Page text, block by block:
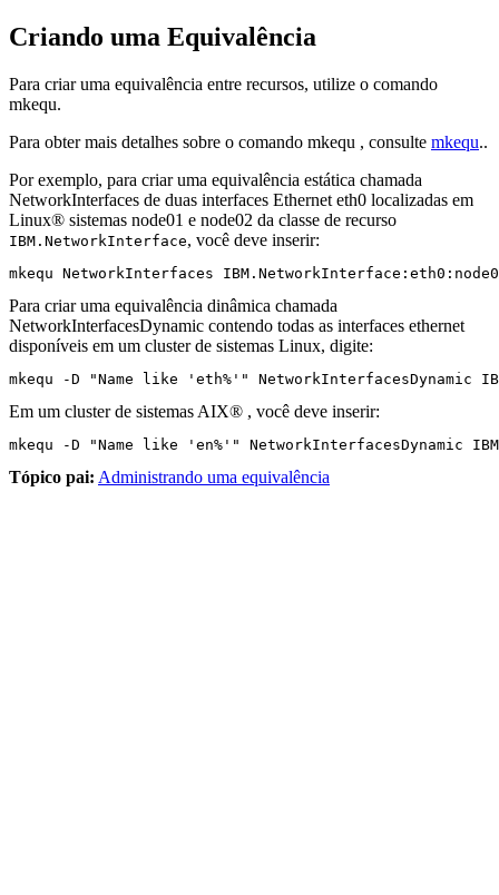
Criando uma Equivalência
Para criar uma equivalência entre recursos, utilize o comando
mkequ.
Para obter mais detalhes sobre o comando mkequ , consulte mkequ..
Por exemplo, para criar uma equivalência estática chamada
NetworkInterfaces de duas interfaces Ethernet eth0 localizadas em
Linux® sistemas node01 e node02 da classe de recurso
IBM.NetworkInterface, você deve inserir:
mkequ NetworkInterfaces
Para criar uma equivalência dinâmica chamada
NetworkInterfacesDynamic contendo todas as interfaces ethernet
disponíveis em um cluster de sistemas Linux, digite:
mkequ -D "Name like 'eth%'" NetworkInterfacesDynamic
Em um cluster de sistemas AIX® , você deve inserir:
mkequ -D "Name like 'en%'" NetworkInterfacesDynamic
Tópico pai: Administrando uma equivalência